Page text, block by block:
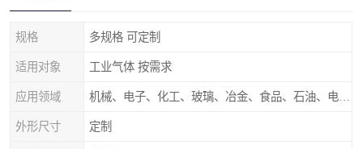
规格 多规格 可定制
适用对象 工业气体 按需求
应用领域
外形尺寸 定制